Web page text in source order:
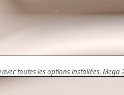
avec toutes les options installées, Mega